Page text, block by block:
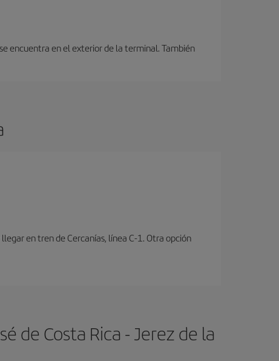
encuentra en el exterior de la terminal. También
en tren de Cercanías, línea C-1. Otra opción
de Costa Rica - Jerez de la